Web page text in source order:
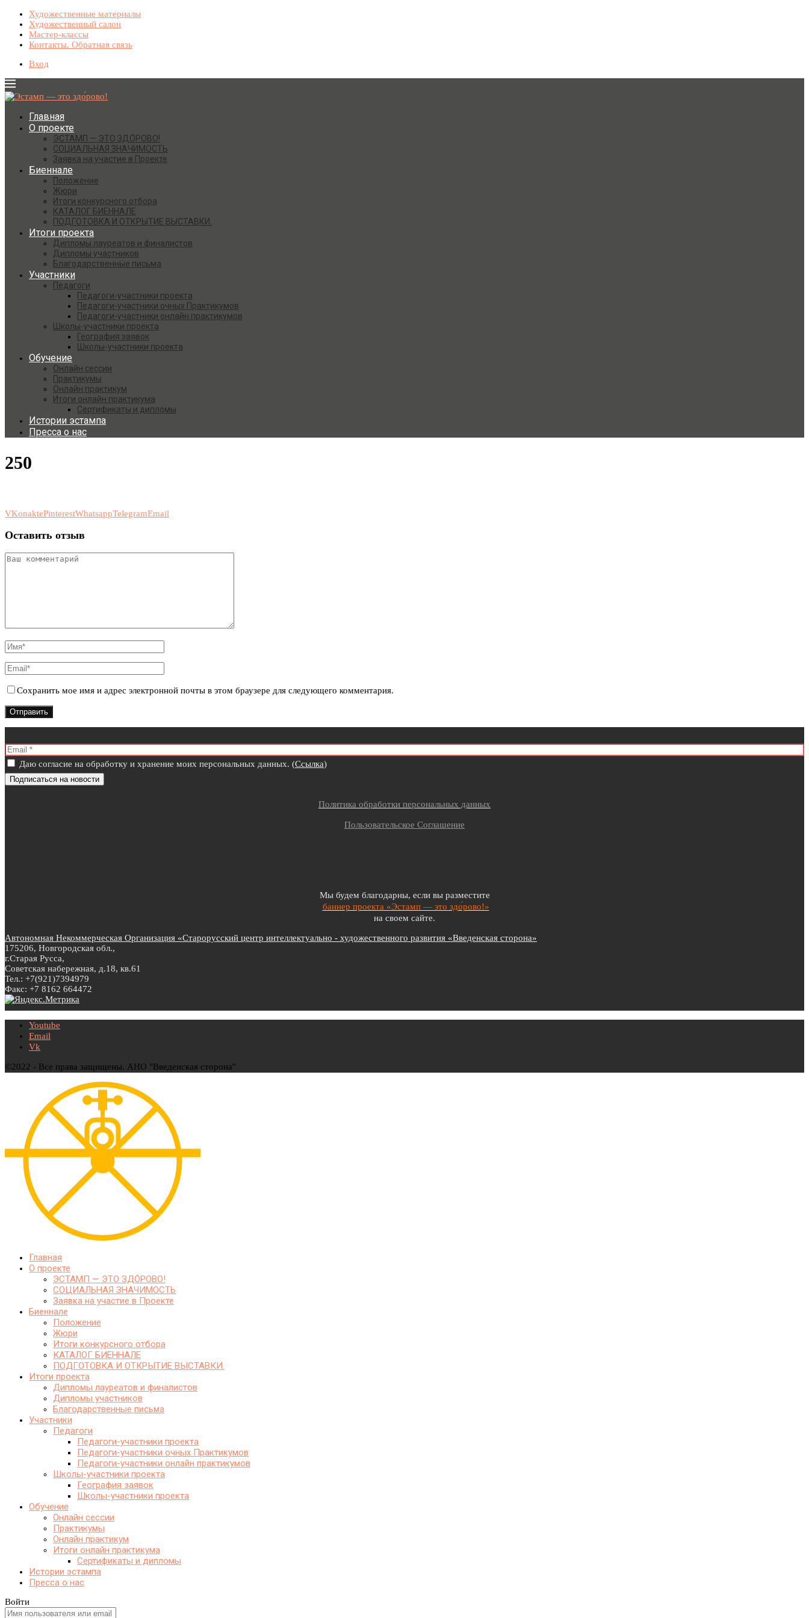
Художественные материалы
Художественный салон
Мастер-классы
Контакты. Обратная связь
Вход
Главная
О проекте
ЭСТАМП — ЭТО ЗДО́РОВО!
СОЦИАЛЬНАЯ ЗНАЧИМОСТЬ
Заявка на участие в Проекте
Биеннале
Положение
Жюри
Итоги конкурсного отбора
КАТАЛОГ БИЕННАЛЕ
ПОДГОТОВКА И ОТКРЫТИЕ ВЫСТАВКИ.
Итоги проекта
Дипломы лауреатов и финалистов
Дипломы участников
Благодарственные письма
Участники
Педагоги
Педагоги-участники проекта
Педагоги-участники очных Практикумов
Педагоги-участники онлайн практикумов
Школы-участники проекта
География заявок
Школы-участники проекта
Обучение
Онлайн сессии
Практикумы
Онлайн практикум
Итоги онлайн практикума
Сертификаты и дипломы
Истории эстампа
Пресса о нас
250
VKonaktePinterestWhatsappTelegramEmail
Оставить отзыв
Сохранить мое имя и адрес электронной почты в этом браузере для следующего комментария.
Даю согласие на обработку и хранение моих персональных данных. (Ссылка)
Политика обработки персональных данных
Пользовательское Соглашение
Мы будем благодарны, если вы разместите
баннер проекта «Эстамп — это здо́рово!»
на своем сайте.
Автономная Некоммерческая Организация «Старорусский центр интеллектуально - художественного развития «Введенская сторона»
175206, Новгородская обл.,
г.Старая Русса,
Советская набережная, д.18, кв.61
Тел.: +7(921)7394979
Факс: +7 8162 664472
Youtube
Email
Vk
©2022 - Все права защищены. АНО "Введенская сторона"
Главная
О проекте
ЭСТАМП — ЭТО ЗДО́РОВО!
СОЦИАЛЬНАЯ ЗНАЧИМОСТЬ
Заявка на участие в Проекте
Биеннале
Положение
Жюри
Итоги конкурсного отбора
КАТАЛОГ БИЕННАЛЕ
ПОДГОТОВКА И ОТКРЫТИЕ ВЫСТАВКИ.
Итоги проекта
Дипломы лауреатов и финалистов
Дипломы участников
Благодарственные письма
Участники
Педагоги
Педагоги-участники проекта
Педагоги-участники очных Практикумов
Педагоги-участники онлайн практикумов
Школы-участники проекта
География заявок
Школы-участники проекта
Обучение
Онлайн сессии
Практикумы
Онлайн практикум
Итоги онлайн практикума
Сертификаты и дипломы
Истории эстампа
Пресса о нас
Войти